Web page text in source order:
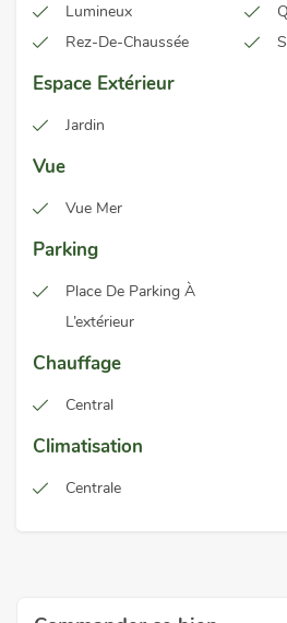
Lumineux
Rez-De-Chaussée
Espace Extérieur
Jardin
Vue
Vue Mer
Parking
Place De Parking À
L’extérieur
Chauffage
Central
Climatisation
Centrale